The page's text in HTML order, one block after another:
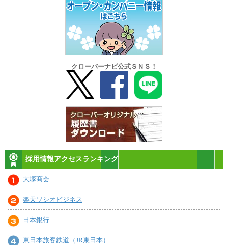
クローバーナビ公式ＳＮＳ！
採用情報アクセスランキング
大塚商会
楽天ソシオビジネス
日本銀行
東日本旅客鉄道（JR東日本）